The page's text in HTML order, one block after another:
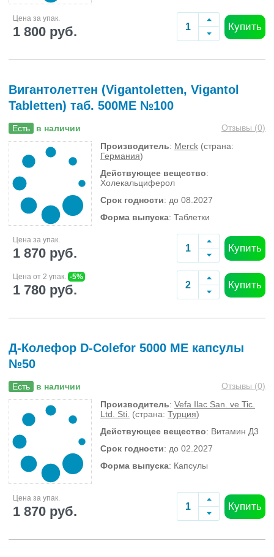
Цена за упак.
1 800 руб. Купить
Вигантолеттен (Vigantoletten, Vigantol
Tabletten) таб. 500МЕ №100
Есть в наличии Отзывы (0)
Производитель: Merck (страна:
Германия)
Действующее вещество:
Холекальциферол
Срок годности: до 08.2027
Форма выпуска: Таблетки
Цена за упак.
1 870 руб. Купить
Цена от 2 упак. -5%
1 780 руб. Купить
Д-Колефор D-Colefor 5000 МЕ капсулы
№50
Есть в наличии Отзывы (0)
Производитель: Vefa Ilac San. ve Tic.
Ltd. Sti. (страна: Турция)
Действующее вещество: Витамин Д3
Срок годности: до 02.2027
Форма выпуска: Капсулы
Цена за упак.
1 870 руб. Купить